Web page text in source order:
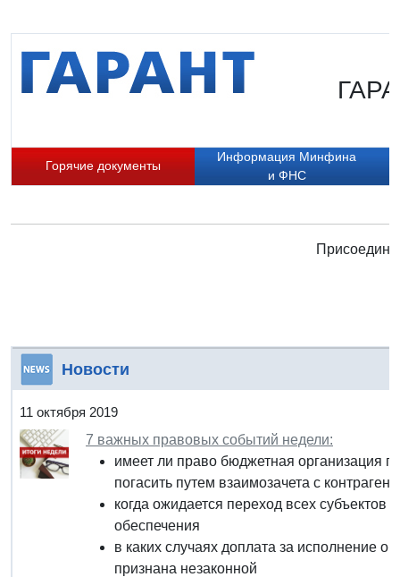
Горячие документы
Информация Минфина
и ФНС
Новости
11 октября 2019
7 важных правовых событий недели:
имеет ли право бюджетная организация
погасить путем взаимозачета с
когда ожидается переход всех
обеспечения
в каких случаях доплата за исполнение
признана незаконной